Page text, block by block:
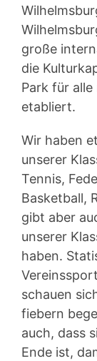
große
die
Park für
etabliert.
Wir haben
unserer
Tennis,
Basketball,
gibt aber
unserer
haben.
schauen
fiebern
auch, dass
Ende ist,